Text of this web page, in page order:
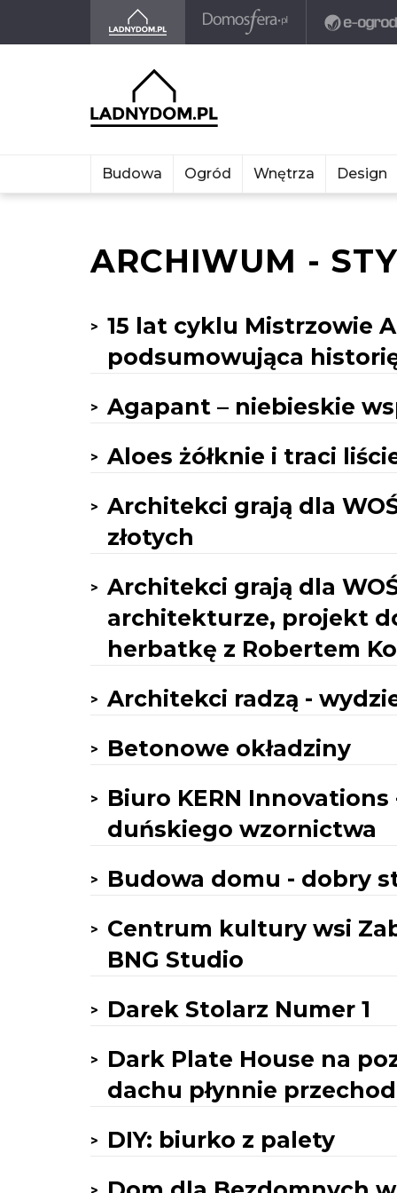
Budowa Ogród Wnętrza Design
ARCHIWUM -
15 lat cyklu Mistrzowie
podsumowująca
Agapant – niebieskie
Aloes żółknie i traci
Architekci grają dla
złotych
Architekci grają dla
architekturze, projekt
herbatkę z Robertem
Architekci radzą -
Betonowe okładziny
Biuro KERN
duńskiego wzornictwa
Budowa domu - dobry
Centrum kultury wsi
BNG Studio
Darek Stolarz Numer 1
Dark Plate House na
dachu płynnie
DIY: biurko z palety